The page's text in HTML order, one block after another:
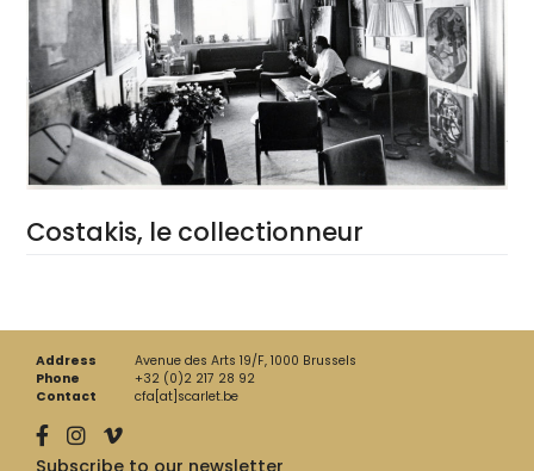
Costakis, le collectionneur
Address
Avenue des Arts 19/F, 1000 Brussels
Phone
+32 (0)2 217 28 92
Contact
cfa[at]scarlet.be